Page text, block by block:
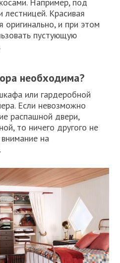
Красивая
оригинально, и при этом
пустующую
необходима?
или гардеробной
Если невозможно
распашной двери,
то ничего другого не
на